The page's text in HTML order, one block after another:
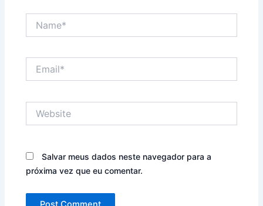
Salvar meus dados neste navegador para a
próxima vez que eu comentar.